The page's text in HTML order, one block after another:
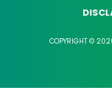
COPYRIGHT ©